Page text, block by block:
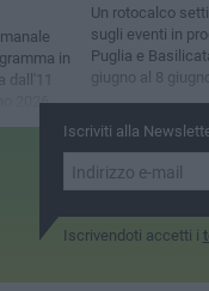
in
2026
Un rotocalco
sugli eventi in
Puglia e
giugno al 8
Iscriviti alla
Iscrivendoti accetti i